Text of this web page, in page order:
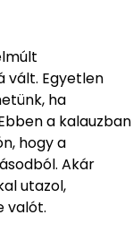
vált. Egyetlen
ha
a kalauzban
hogy a
Akár
utazol,
valót.